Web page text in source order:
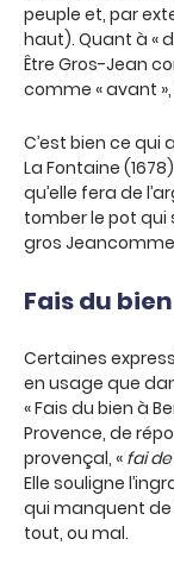
peuple et, par
haut). Quant à «
Être Gros-Jean
comme « avant
C’est bien ce qui
La Fontaine
qu’elle fera de
tomber le pot qui
gros
Fais du
Certaines
en usage que
« Fais du bien à
Provence, de
provençal, « fai
Elle souligne
qui manquent
tout, ou mal.